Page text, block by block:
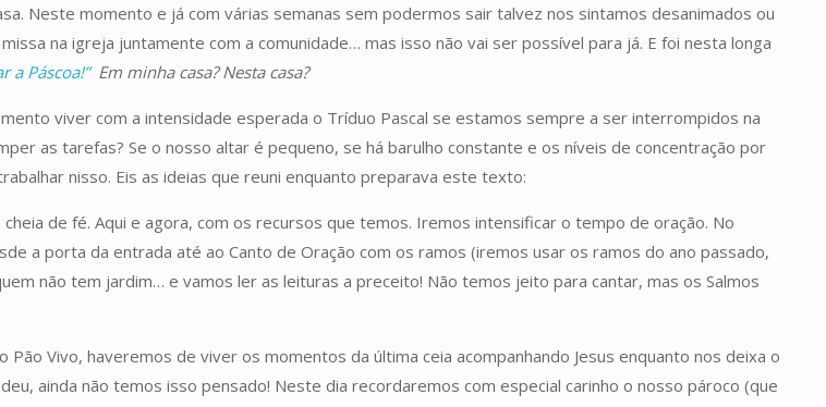
Neste momento e já com várias semanas sem podermos sair talvez nos sintamos desanimados ou
na igreja juntamente com a comunidade… mas isso não vai ser possível para já. E foi nesta longa
a Páscoa!” Em minha casa? Nesta casa?
viver com a intensidade esperada o Tríduo Pascal se estamos sempre a ser interrompidos na
as tarefas? Se o nosso altar é pequeno, se há barulho constante e os níveis de concentração por
nisso. Eis as ideias que reuni enquanto preparava este texto:
de fé. Aqui e agora, com os recursos que temos. Iremos intensificar o tempo de oração. No
a porta da entrada até ao Canto de Oração com os ramos (iremos usar os ramos do ano passado,
não tem jardim… e vamos ler as leituras a preceito! Não temos jeito para cantar, mas os Salmos
Vivo, haveremos de viver os momentos da última ceia acompanhando Jesus enquanto nos deixa o
ainda não temos isso pensado! Neste dia recordaremos com especial carinho o nosso pároco (que